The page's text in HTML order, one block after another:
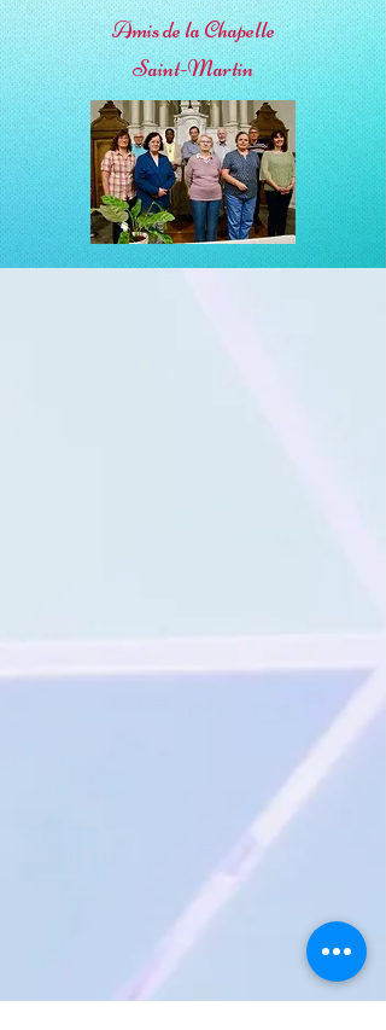
Amis de la Chapelle
Saint-Martin